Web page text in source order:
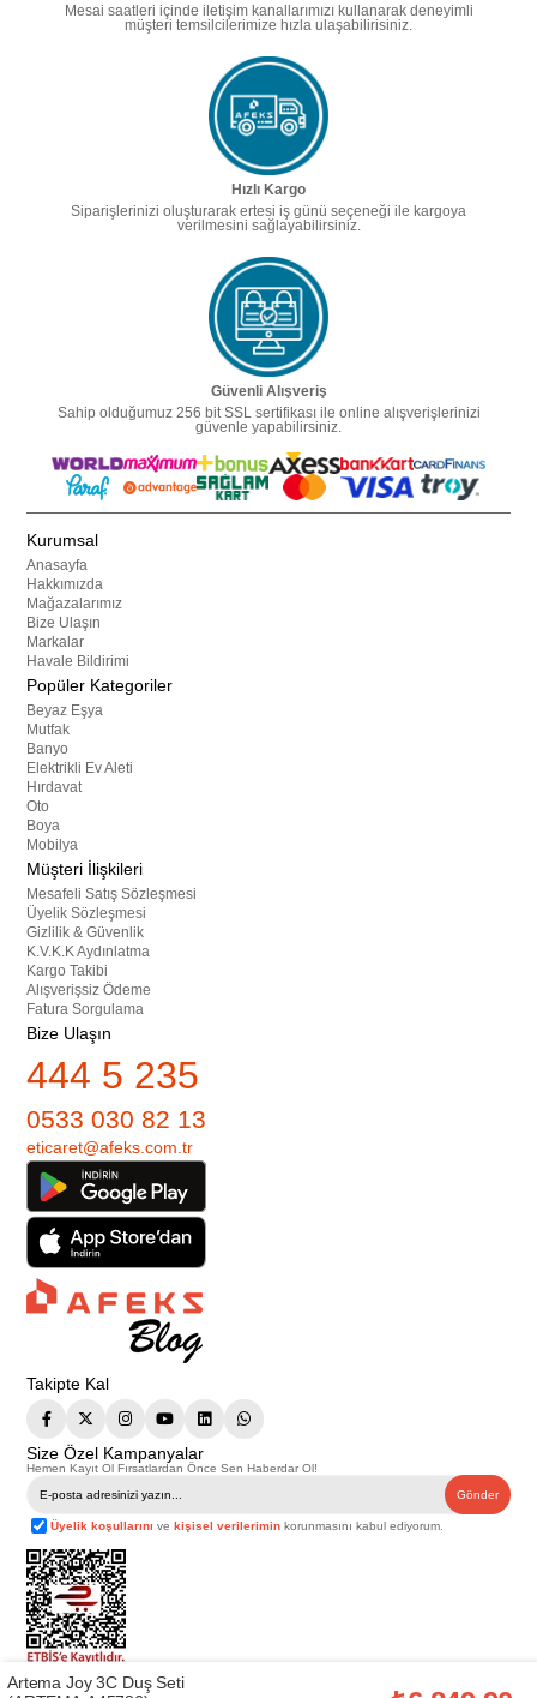
Mesai saatleri içinde iletişim kanallarımızı kullanarak deneyimli
müşteri temsilcilerimize hızla ulaşabilirisiniz.
Hızlı Kargo
Siparişlerinizi oluşturarak ertesi iş günü seçeneği ile kargoya
verilmesini sağlayabilirsiniz.
Güvenli Alışveriş
Sahip olduğumuz 256 bit SSL sertifikası ile online alışverişlerinizi
güvenle yapabilirsiniz.
Kurumsal
Anasayfa
Hakkımızda
Mağazalarımız
Bize Ulaşın
Markalar
Havale Bildirimi
Popüler Kategoriler
Beyaz Eşya
Mutfak
Banyo
Elektrikli Ev Aleti
Hırdavat
Oto
Boya
Mobilya
Müşteri İlişkileri
Mesafeli Satış Sözleşmesi
Üyelik Sözleşmesi
Gizlilik & Güvenlik
K.V.K.K Aydınlatma
Kargo Takibi
Alışverişsiz Ödeme
Fatura Sorgulama
Bize Ulaşın
444 5 235
0533 030 82 13
eticaret@afeks.com.tr
Takipte Kal
Size Özel Kampanyalar
Hemen Kayıt Ol Fırsatlardan Önce Sen Haberdar Ol!
Gönder
Üyelik koşullarını vekişisel verilerimin korunmasını kabul ediyorum.
Telif Hakkı © 2026
. Tüm hakları saklıdır.
Artema Joy 3C Duş Seti